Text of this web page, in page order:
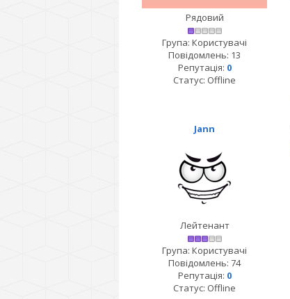
Рядовий
Група: Користувачі
Повідомлень: 13
Репутація: 0
Статус: Offline
Jann
Лейтенант
Група: Користувачі
Повідомлень: 74
Репутація: 0
Статус: Offline